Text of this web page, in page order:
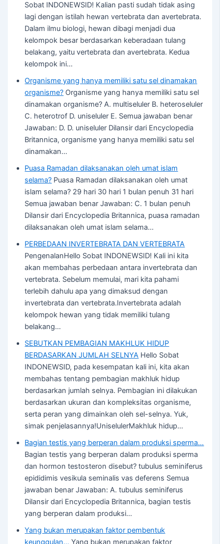
Sobat INDONEWSID! Kalian pasti sudah tidak asing
lagi dengan istilah hewan vertebrata dan avertebrata.
Dalam ilmu biologi, hewan dibagi menjadi dua
kelompok besar berdasarkan keberadaan tulang
belakang, yaitu vertebrata dan avertebrata. Kedua
kelompok ini…
Organisme yang hanya memiliki satu sel dinamakan
organisme? Organisme yang hanya memiliki satu sel
dinamakan organisme? A. multiseluler B. heteroseluler
C. heterotrof D. uniseluler E. Semua jawaban benar
Jawaban: D. D. uniseluler Dilansir dari Encyclopedia
Britannica, organisme yang hanya memiliki satu sel
dinamakan…
Puasa Ramadan dilaksanakan oleh umat islam
selama? Puasa Ramadan dilaksanakan oleh umat
islam selama? 29 hari 30 hari 1 bulan penuh 31 hari
Semua jawaban benar Jawaban: C. 1 bulan penuh
Dilansir dari Encyclopedia Britannica, puasa ramadan
dilaksanakan oleh umat islam selama…
PERBEDAAN INVERTEBRATA DAN VERTEBRATA
PengenalanHello Sobat INDONEWSID! Kali ini kita
akan membahas perbedaan antara invertebrata dan
vertebrata. Sebelum memulai, mari kita pahami
terlebih dahulu apa yang dimaksud dengan
invertebrata dan vertebrata.Invertebrata adalah
kelompok hewan yang tidak memiliki tulang
belakang…
SEBUTKAN PEMBAGIAN MAKHLUK HIDUP
BERDASARKAN JUMLAH SELNYA Hello Sobat
INDONEWSID, pada kesempatan kali ini, kita akan
membahas tentang pembagian makhluk hidup
berdasarkan jumlah selnya. Pembagian ini dilakukan
berdasarkan ukuran dan kompleksitas organisme,
serta peran yang dimainkan oleh sel-selnya. Yuk,
simak penjelasannya!UniselulerMakhluk hidup…
Bagian testis yang berperan dalam produksi sperma…
Bagian testis yang berperan dalam produksi sperma
dan hormon testosteron disebut? tubulus seminiferus
epididimis vesikula seminalis vas deferens Semua
jawaban benar Jawaban: A. tubulus seminiferus
Dilansir dari Encyclopedia Britannica, bagian testis
yang berperan dalam produksi…
Yang bukan merupakan faktor pembentuk
keunggulan… Yang bukan merupakan faktor